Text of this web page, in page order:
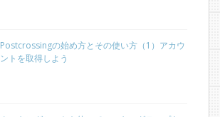
Postcrossingの始め方とその使い方（1）アカウ
ントを取得しよう